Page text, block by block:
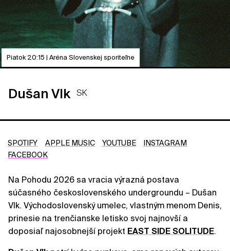
Piatok 20:15 | Aréna Slovenskej sporiteľne
Dušan Vlk SK
SPOTIFY APPLE MUSIC YOUTUBE
INSTAGRAM
FACEBOOK
Na Pohodu 2026 sa vracia výrazná postava
súčasného československého undergroundu – Dušan
Vlk. Východoslovenský umelec, vlastným menom Denis,
prinesie na trenčianske letisko svoj najnovší a
doposiaľ najosobnejší projekt EAST SIDE SOLITUDE.